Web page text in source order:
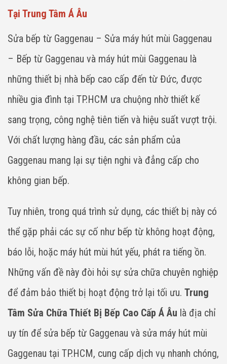
Tại Trung Tâm Á Âu
Sửa bếp từ Gaggenau – Sửa máy hút mùi Gaggenau
– Bếp từ Gaggenau và máy hút mùi Gaggenau là
những thiết bị nhà bếp cao cấp đến từ Đức, được
nhiều gia đình tại TP.HCM ưa chuộng nhờ thiết kế
sang trọng, công nghệ tiên tiến và hiệu suất vượt trội.
Với chất lượng hàng đầu, các sản phẩm của
Gaggenau mang lại sự tiện nghi và đẳng cấp cho
không gian bếp.
Tuy nhiên, trong quá trình sử dụng, các thiết bị này có
thể gặp phải các sự cố như bếp từ không hoạt động,
báo lỗi, hoặc máy hút mùi hút yếu, phát ra tiếng ồn.
Những vấn đề này đòi hỏi sự sửa chữa chuyên nghiệp
để đảm bảo thiết bị hoạt động trở lại tối ưu. Trung
Tâm Sửa Chữa Thiết Bị Bếp Cao Cấp Á Âu là địa chỉ
uy tín để sửa bếp từ Gaggenau và sửa máy hút mùi
Gaggenau tại TP.HCM, cung cấp dịch vụ nhanh chóng,